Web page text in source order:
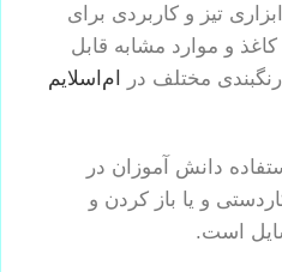
تیز و کاربردی برای
و موارد مشابه قابل
مختلف در
ام‌اسلایم
دانش آموزان در
و یا باز کردن و
است.